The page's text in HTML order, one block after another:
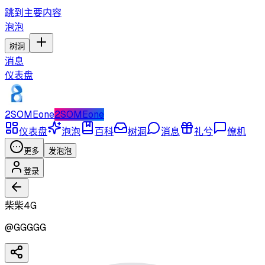
跳到主要内容
泡泡
树洞
消息
仪表盘
2SOMEone2SOMEone
仪表盘
泡泡 百科 树洞 消息 礼兮 僚机
更多 发泡泡
登录
柴柴4G
@GGGGG